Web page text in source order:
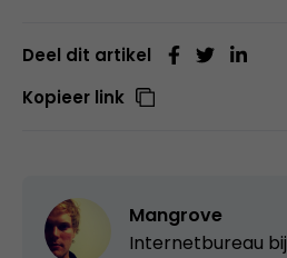
Deel dit artikel
Kopieer link
Mangrove
Internetbureau bij